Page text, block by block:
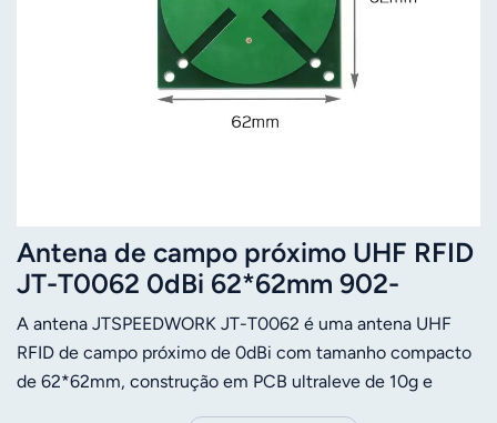
Antena de campo próximo UHF RFID
JT-T0062 0dBi 62*62mm 902-
928MHz 865-868MHz
A antena JTSPEEDWORK JT-T0062 é uma antena UHF
RFID de campo próximo de 0dBi com tamanho compacto
de 62*62mm, construção em PCB ultraleve de 10g e